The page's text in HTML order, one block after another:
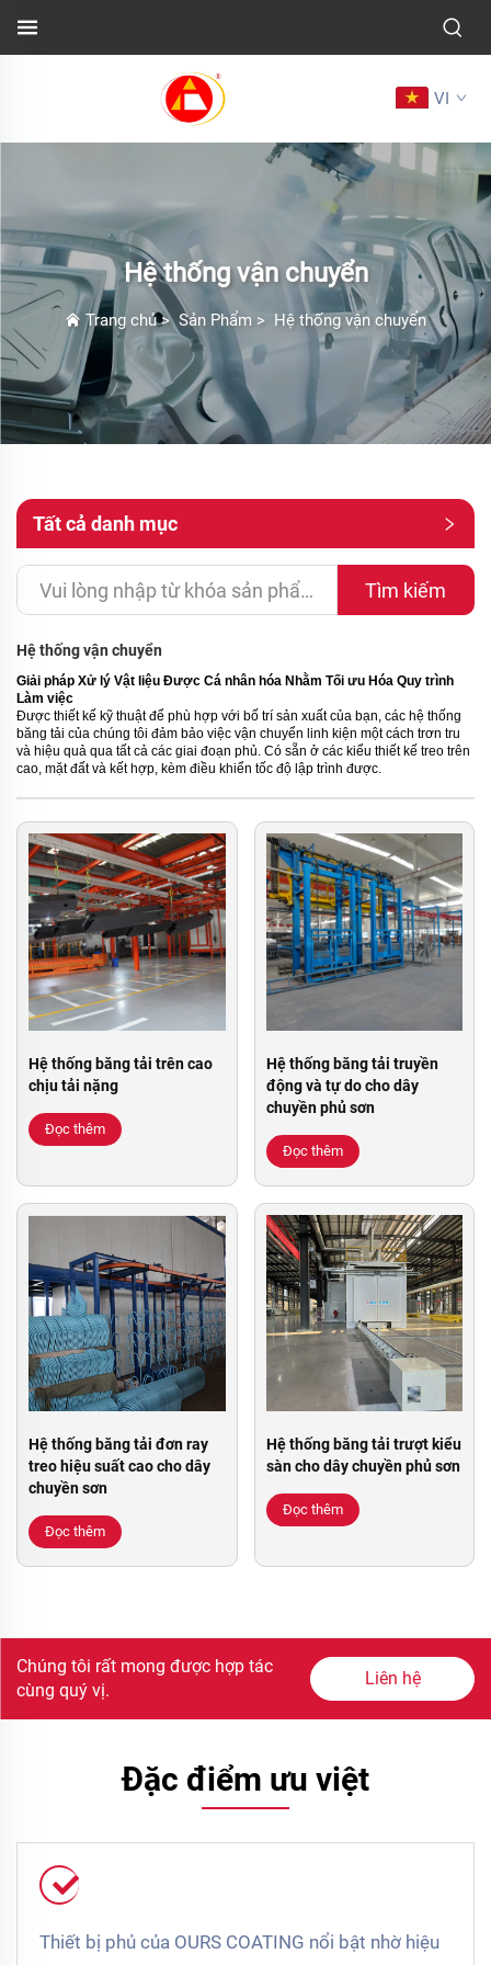
VI
Hệ thống vận chuyển
Trang chủ>Sản Phẩm > Hệ thống vận chuyển
Tất cả danh mục
Tìm kiếm
Hệ thống vận chuyển
Giải pháp Xử lý Vật liệu Được Cá nhân hóa Nhằm Tối ưu Hóa Quy trình
Làm việc
Được thiết kế kỹ thuật để phù hợp với bố trí sản xuất của bạn, các hệ thống
băng tải của chúng tôi đảm bảo việc vận chuyển linh kiện một cách trơn tru
và hiệu quả qua tất cả các giai đoạn phủ. Có sẵn ở các kiểu thiết kế treo trên
cao, mặt đất và kết hợp, kèm điều khiển tốc độ lập trình được.
Hệ thống băng tải trên cao
chịu tải nặng
Đọc thêm
Hệ thống băng tải truyền
động và tự do cho dây
chuyền phủ sơn
Đọc thêm
Hệ thống băng tải đơn ray
treo hiệu suất cao cho dây
chuyền sơn
Đọc thêm
Hệ thống băng tải trượt kiểu
sàn cho dây chuyền phủ sơn
Đọc thêm
Chúng tôi rất mong được hợp tác
cùng quý vị.
Liên hệ
Đặc điểm ưu việt
Thiết bị phủ của OURS COATING nổi bật nhờ hiệu